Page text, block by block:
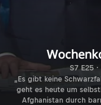
S7 E25
„Es gibt keine
geht es heute um
Afghanistan durch